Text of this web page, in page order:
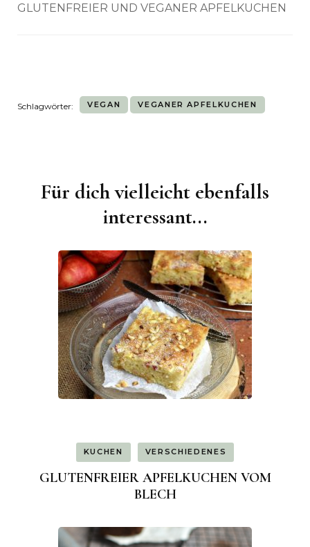
GLUTENFREIER UND VEGANER APFELKUCHEN
Schlagwörter: VEGAN VEGANER APFELKUCHEN
Beitragsnavigation
Für dich vielleicht ebenfalls
interessant...
KUCHEN VERSCHIEDENES
GLUTENFREIER APFELKUCHEN VOM
BLECH